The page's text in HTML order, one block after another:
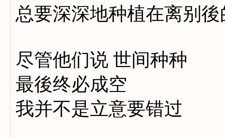
总要深深地种植在离别
尽管他们说 世间种种
最後终必成空
我并不是立意要错过